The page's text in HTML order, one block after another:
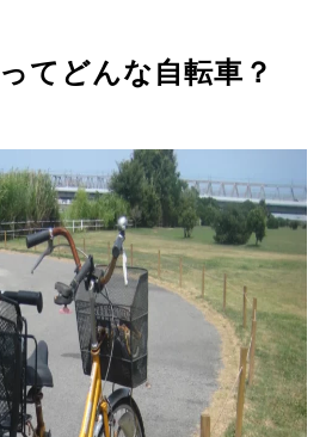
てどんな自転車？